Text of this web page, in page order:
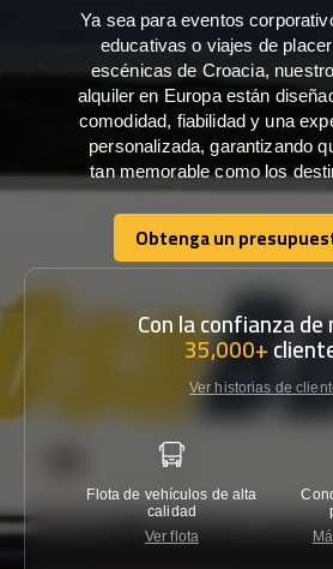
Ya sea para eventos
educativas o viajes de
escénicas de Croacia,
alquiler en Europa están
comodidad, fiabilidad y una
personalizada, garantizando
tan memorable como los
Obtenga un
Obtenga un
Con la confianza
35,000+
Ver historias de
Flota de vehículos de alta
calidad
Ver flota